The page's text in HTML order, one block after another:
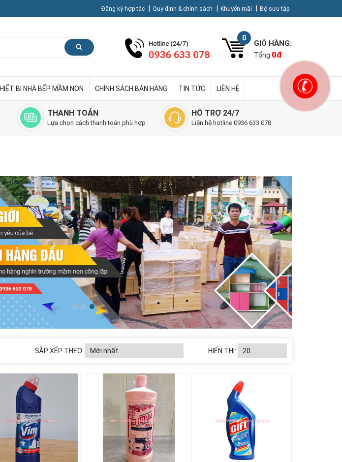
Đăng ký hợp tác Quy định & chính sách Khuyến mãi Bộ sưu tập
0
GIỎ HÀNG:
Tổng:0đ
BỊ NHÀ BẾP MẦM NON CHÍNH SÁCH BÁN HÀNG TIN TỨC LIÊN HỆ
THANH TOÁN
Lựa chọn cách thanh toán phù hợp
HỖ TRỢ 24/7
Liên hệ hotline 0936 633 078
HIỂN THỊ:
SẮP XẾP THEO: